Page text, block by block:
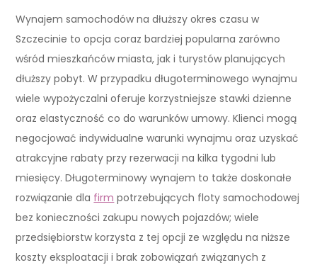
Wynajem samochodów na dłuższy okres czasu w
Szczecinie to opcja coraz bardziej popularna zarówno
wśród mieszkańców miasta, jak i turystów planujących
dłuższy pobyt. W przypadku długoterminowego wynajmu
wiele wypożyczalni oferuje korzystniejsze stawki dzienne
oraz elastyczność co do warunków umowy. Klienci mogą
negocjować indywidualne warunki wynajmu oraz uzyskać
atrakcyjne rabaty przy rezerwacji na kilka tygodni lub
miesięcy. Długoterminowy wynajem to także doskonałe
rozwiązanie dla firm potrzebujących floty samochodowej
bez konieczności zakupu nowych pojazdów; wiele
przedsiębiorstw korzysta z tej opcji ze względu na niższe
koszty eksploatacji i brak zobowiązań związanych z